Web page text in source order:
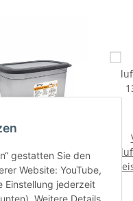
gestatten Sie den
Website: YouTube,
Einstellung jederzeit
Vorratsdose mit
Deckel -
ml - PROOF -
nach Anmeldung
sichtbar